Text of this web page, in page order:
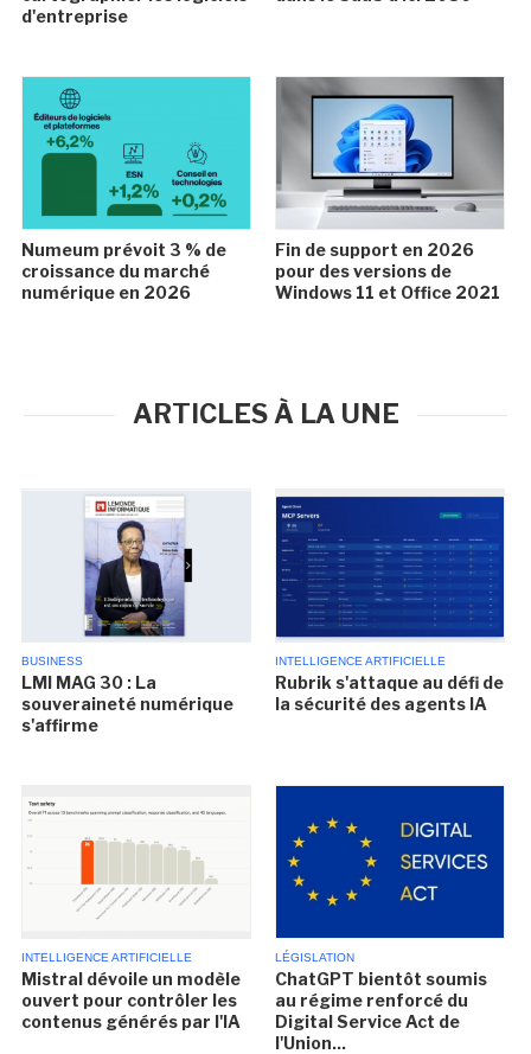
d'entreprise
Numeum prévoit 3 % de
croissance du marché
numérique en 2026
Fin de support en 2026
pour des versions de
Windows 11 et Office 2021
ARTICLES À LA UNE
BUSINESS
LMI MAG 30 : La
souveraineté numérique
s'affirme
INTELLIGENCE ARTIFICIELLE
Rubrik s'attaque au défi de
la sécurité des agents IA
INTELLIGENCE ARTIFICIELLE
Mistral dévoile un modèle
ouvert pour contrôler les
contenus générés par l'IA
LÉGISLATION
ChatGPT bientôt soumis
au régime renforcé du
Digital Service Act de
l'Union...